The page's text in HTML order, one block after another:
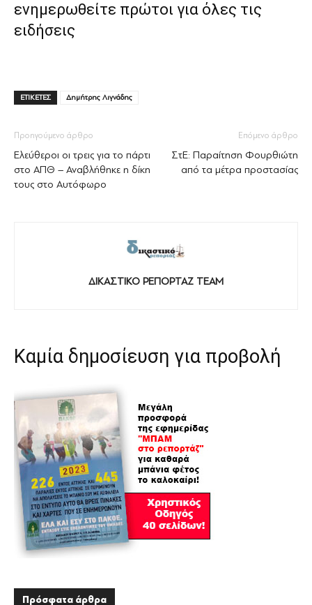
ενημερωθείτε πρώτοι για όλες τις
ειδήσεις
ΕΤΙΚΕΤΕΣ Δημήτρης Λιγνάδης
Προηγούμενο άρθρο
Ελεύθεροι οι τρεις για το πάρτι
στο ΑΠΘ – Αναβλήθηκε η δίκη
τους στο Αυτόφωρο
Επόμενο άρθρο
ΣτΕ: Παραίτηση Φουρθιώτη
από τα μέτρα προστασίας
ΔΙΚΑΣΤΙΚΟ ΡΕΠΟΡΤΑΖ TEAM
Καμία δημοσίευση για προβολή
Πρόσφατα άρθρα